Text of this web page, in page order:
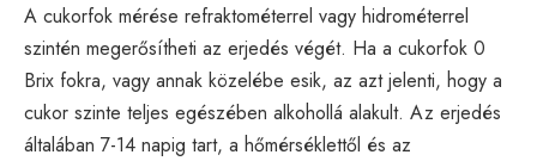
A cukorfok mérése refraktométerrel vagy hidrométerrel
szintén megerősítheti az erjedés végét. Ha a cukorfok 0
Brix fokra, vagy annak közelébe esik, az azt jelenti, hogy a
cukor szinte teljes egészében alkohollá alakult. Az erjedés
általában 7-14 napig tart, a hőmérséklettől és az